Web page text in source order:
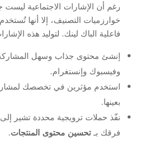
رغم أن الإشارات الاجتماعية
خوارزميات التصنيف، إلا أنها
فاعلية الباك لينك. لتوليد هذه
إنشئ محتوى جذاب وسهل
وفيسبوك وإنستغرام.
استخدم مؤثرين في تخصصك
بعينها.
نفّذ حملات ترويجية محددة تشير
فرقك بـ تحسين محتوى المنتجات.